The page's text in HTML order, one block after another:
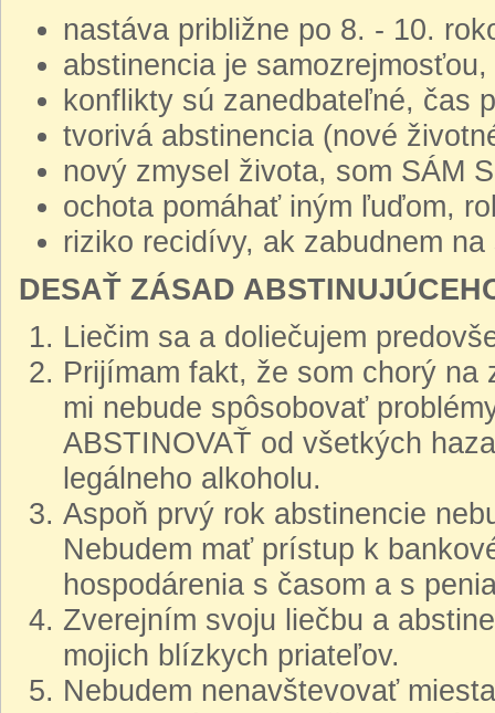
nastáva približne po 8. - 10.
abstinencia je
konflikty sú zanedbateľné, čas
tvorivá abstinencia (nové
nový zmysel života, som SÁM
ochota pomáhať iným ľuďom,
riziko recidívy, ak zabudnem
DESAŤ ZÁSAD
Liečim sa a doliečujem
Prijímam fakt, že som chorý
mi nebude spôsobovať
ABSTINOVAŤ od všetkých
legálneho alkoholu.
Aspoň prvý rok abstinencie
Nebudem mať prístup k
hospodárenia s časom a s
Zverejním svoju liečbu a
mojich blízkych priateľov.
Nebudem nenavštevovať